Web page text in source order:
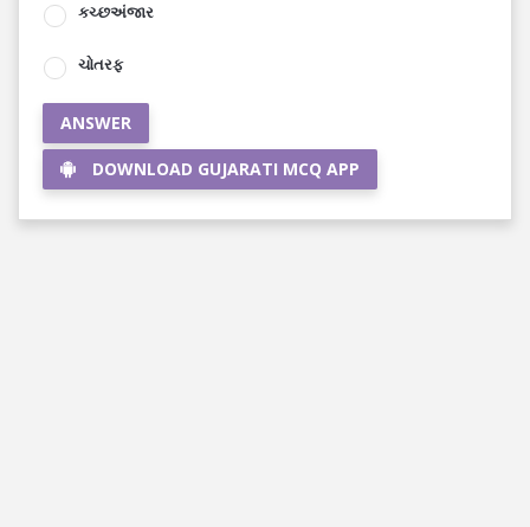
કચ્છઅંજાર
ચોતરફ
ANSWER
DOWNLOAD GUJARATI MCQ APP